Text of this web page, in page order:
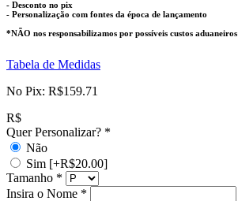
- Desconto no pix
- Personalização com fontes da época de lançamento
*NÃO nos responsabilizamos por possíveis custos aduaneiros
Tabela de Medidas
No Pix: R$159.71
R$
Quer Personalizar? *
Não
Sim [+R$20.00]
Tamanho *
Insira o Nome *